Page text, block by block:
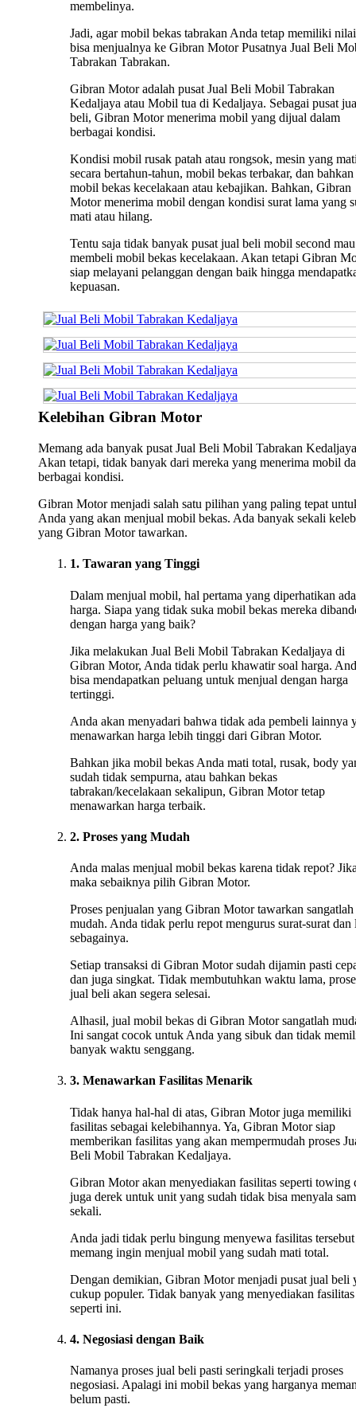
membelinya.
Jadi, agar mobil bekas tabrakan Anda tetap memiliki
bisa menjualnya ke Gibran Motor Pusatnya Jual Beli
Tabrakan Tabrakan.
Gibran Motor adalah pusat Jual Beli Mobil Tabrakan
Kedaljaya atau Mobil tua di Kedaljaya. Sebagai pusat
beli, Gibran Motor menerima mobil yang dijual dalam
berbagai kondisi.
Kondisi mobil rusak patah atau rongsok, mesin yang
secara bertahun-tahun, mobil bekas terbakar, dan bahkan
mobil bekas kecelakaan atau kebajikan. Bahkan, Gibran
Motor menerima mobil dengan kondisi surat lama yang
mati atau hilang.
Tentu saja tidak banyak pusat jual beli mobil second mau
membeli mobil bekas kecelakaan. Akan tetapi Gibran
siap melayani pelanggan dengan baik hingga
kepuasan.
Kelebihan Gibran Motor
Memang ada banyak pusat Jual Beli Mobil Tabrakan
Akan tetapi, tidak banyak dari mereka yang menerima mobil
berbagai kondisi.
Gibran Motor menjadi salah satu pilihan yang paling tepat
Anda yang akan menjual mobil bekas. Ada banyak sekali
yang Gibran Motor tawarkan.
1. Tawaran yang Tinggi
Dalam menjual mobil, hal pertama yang diperhatikan
harga. Siapa yang tidak suka mobil bekas mereka
dengan harga yang baik?
Jika melakukan Jual Beli Mobil Tabrakan Kedaljaya di
Gibran Motor, Anda tidak perlu khawatir soal harga.
bisa mendapatkan peluang untuk menjual dengan harga
tertinggi.
Anda akan menyadari bahwa tidak ada pembeli lainnya
menawarkan harga lebih tinggi dari Gibran Motor.
Bahkan jika mobil bekas Anda mati total, rusak, body
sudah tidak sempurna, atau bahkan bekas
tabrakan/kecelakaan sekalipun, Gibran Motor tetap
menawarkan harga terbaik.
2. Proses yang Mudah
Anda malas menjual mobil bekas karena tidak repot?
maka sebaiknya pilih Gibran Motor.
Proses penjualan yang Gibran Motor tawarkan sangatlah
mudah. Anda tidak perlu repot mengurus surat-surat dan
sebagainya.
Setiap transaksi di Gibran Motor sudah dijamin pasti
dan juga singkat. Tidak membutuhkan waktu lama,
jual beli akan segera selesai.
Alhasil, jual mobil bekas di Gibran Motor sangatlah
Ini sangat cocok untuk Anda yang sibuk dan tidak
banyak waktu senggang.
3. Menawarkan Fasilitas Menarik
Tidak hanya hal-hal di atas, Gibran Motor juga memiliki
fasilitas sebagai kelebihannya. Ya, Gibran Motor siap
memberikan fasilitas yang akan mempermudah proses
Beli Mobil Tabrakan Kedaljaya.
Gibran Motor akan menyediakan fasilitas seperti towing
juga derek untuk unit yang sudah tidak bisa menyala
sekali.
Anda jadi tidak perlu bingung menyewa fasilitas
memang ingin menjual mobil yang sudah mati total.
Dengan demikian, Gibran Motor menjadi pusat jual beli
cukup populer. Tidak banyak yang menyediakan fasilitas
seperti ini.
4. Negosiasi dengan Baik
Namanya proses jual beli pasti seringkali terjadi proses
negosiasi. Apalagi ini mobil bekas yang harganya
belum pasti.